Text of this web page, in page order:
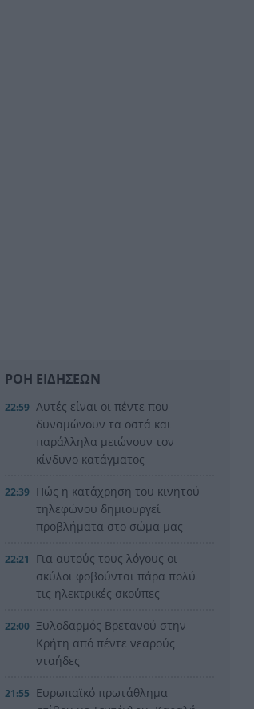
ΡΟΗ ΕΙΔΗΣΕΩΝ
22:59 Αυτές είναι οι πέντε που
δυναμώνουν τα οστά και
παράλληλα μειώνουν τον
κίνδυνο κατάγματος
22:39 Πώς η κατάχρηση του κινητού
τηλεφώνου δημιουργεί
προβλήματα στο σώμα μας
22:21
Για αυτούς τους λόγους οι
σκύλοι φοβούνται πάρα πολύ
τις ηλεκτρικές σκούπες
22:00 Ξυλοδαρμός Βρετανού στην
Κρήτη από πέντε νεαρούς
νταήδες
21:55 Ευρωπαϊκό πρωτάθλημα